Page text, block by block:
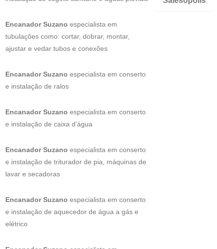
Encanador Suzano especialista em
tubulações como: cortar, dobrar, montar,
ajustar e vedar tubos e conexões
Encanador Suzano especialista em conserto
e instalação de ralos
Encanador Suzano especialista em conserto
e instalação de caixa d’água
Encanador Suzano especialista em conserto
e instalação de triturador de pia, máquinas de
lavar e secadoras
Encanador Suzano especialista em conserto
e instalação de aquecedor de água a gás e
elétrico